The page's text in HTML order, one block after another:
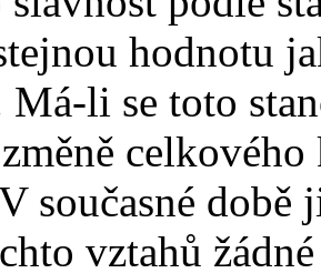
hodnotu
li se toto
současné době
vztahů